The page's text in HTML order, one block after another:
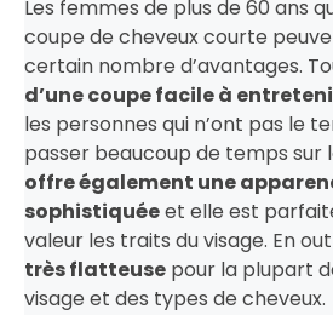
Les femmes de plus de 60 ans
coupe de cheveux courte
certain nombre d’avantages.
d’une coupe facile à
les personnes qui n’ont pas le
passer beaucoup de temps sur
offre également une
sophistiquéeet elle est
valeur les traits du visage. En
très flatteuse pour la plupart
visage et des types de cheveux.